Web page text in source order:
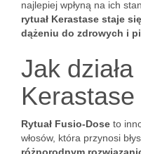
najlepiej wpłyną na ich
rytuał Kerastase staje
dążeniu do zdrowych i
Jak działa
Rytuał Fusio-Dose to
włosów, która przynosi